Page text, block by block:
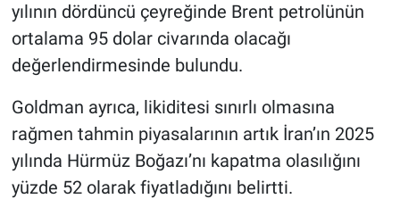
yılının dördüncü çeyreğinde Brent petrolünün
ortalama 95 dolar civarında olacağı
değerlendirmesinde bulundu.
Goldman ayrıca, likiditesi sınırlı olmasına
rağmen tahmin piyasalarının artık İran’ın 2025
yılında Hürmüz Boğazı’nı kapatma olasılığını
yüzde 52 olarak fiyatladığını belirtti.
Yerel Yaşam
Canlı Yayın